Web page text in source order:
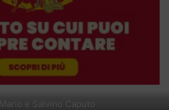
Mario e Salvino Caputo